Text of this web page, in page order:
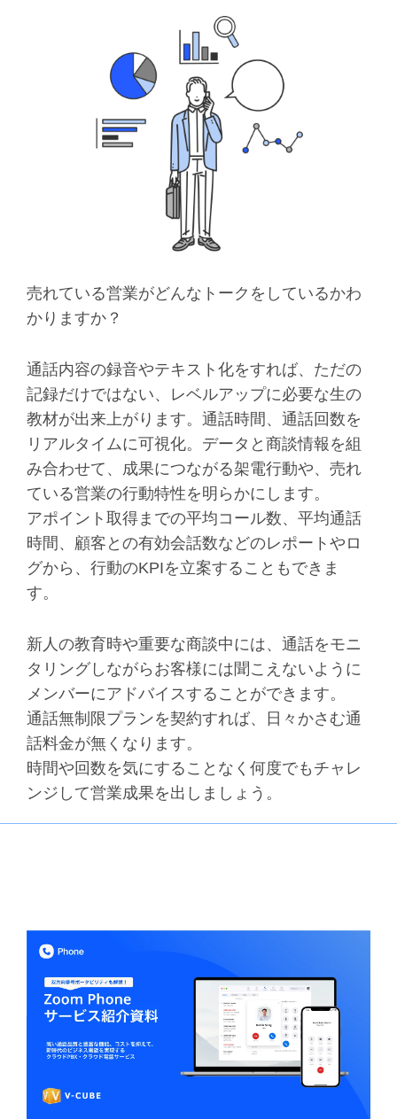
売れている営業がどんなトークをしているかわ
かりますか？
通話内容の録音やテキスト化をすれば、ただの
記録だけではない、レベルアップに必要な生の
教材が出来上がります。通話時間、通話回数を
リアルタイムに可視化。データと商談情報を組
み合わせて、成果につながる架電行動や、売れ
ている営業の行動特性を明らかにします。
アポイント取得までの平均コール数、平均通話
時間、顧客との有効会話数などのレポートやロ
グから、行動のKPIを立案することもできま
す。
新人の教育時や重要な商談中には、通話をモニ
タリングしながらお客様には聞こえないように
メンバーにアドバイスすることができます。
通話無制限プランを契約すれば、日々かさむ通
話料金が無くなります。
時間や回数を気にすることなく何度でもチャレ
ンジして営業成果を出しましょう。